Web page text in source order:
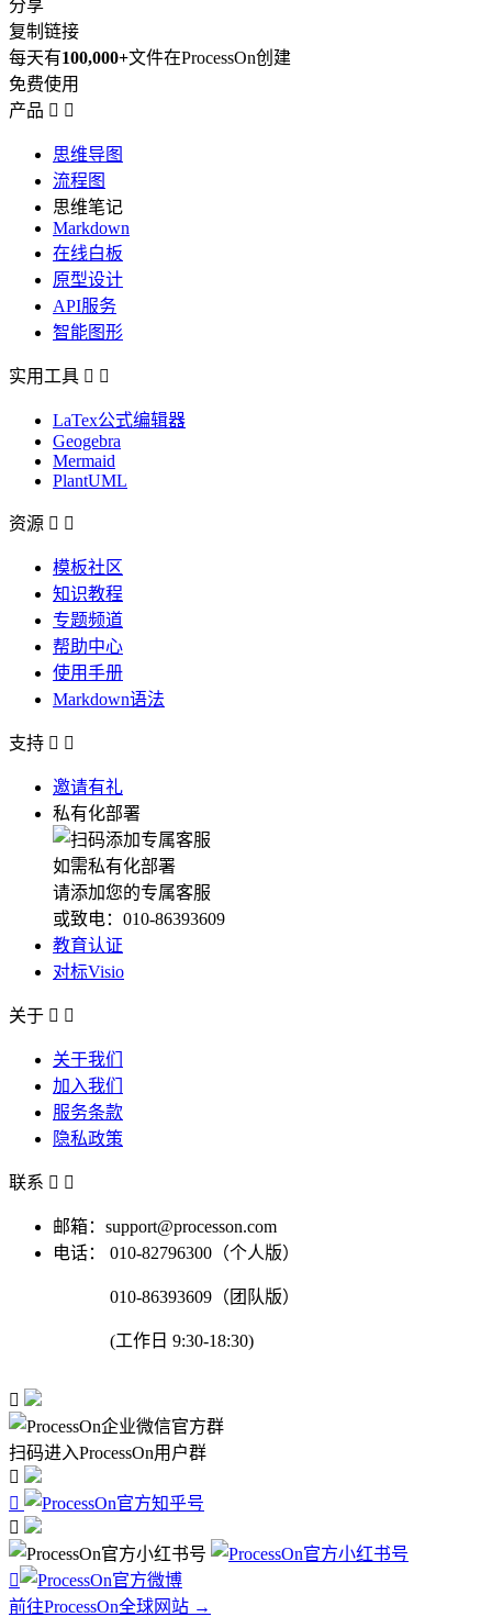
分享
复制链接
每天有100,000+文件在ProcessOn创建
免费使用
产品  
思维导图
流程图
思维笔记
Markdown
在线白板
原型设计
API服务
智能图形
实用工具  
LaTex公式编辑器
Geogebra
Mermaid
PlantUML
资源  
模板社区
知识教程
专题频道
帮助中心
使用手册
Markdown语法
支持  
邀请有礼
私有化部署
如需私有化部署
请添加您的专属客服
或致电：010-86393609
教育认证
对标Visio
关于  
关于我们
加入我们
服务条款
隐私政策
联系  
邮箱：support@processon.com
电话：
010-82796300（个人版）
010-86393609（团队版）
(工作日 9:30-18:30)

扫码进入ProcessOn用户群




前往ProcessOn全球网站 →